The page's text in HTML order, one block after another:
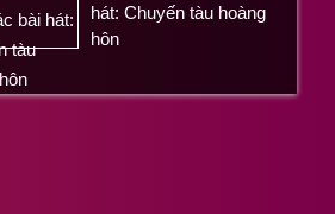
hát: Chuyến tàu hoàng
hôn